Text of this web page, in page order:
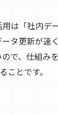
用は「社内
タ更新が速
で、仕組み
ことです。